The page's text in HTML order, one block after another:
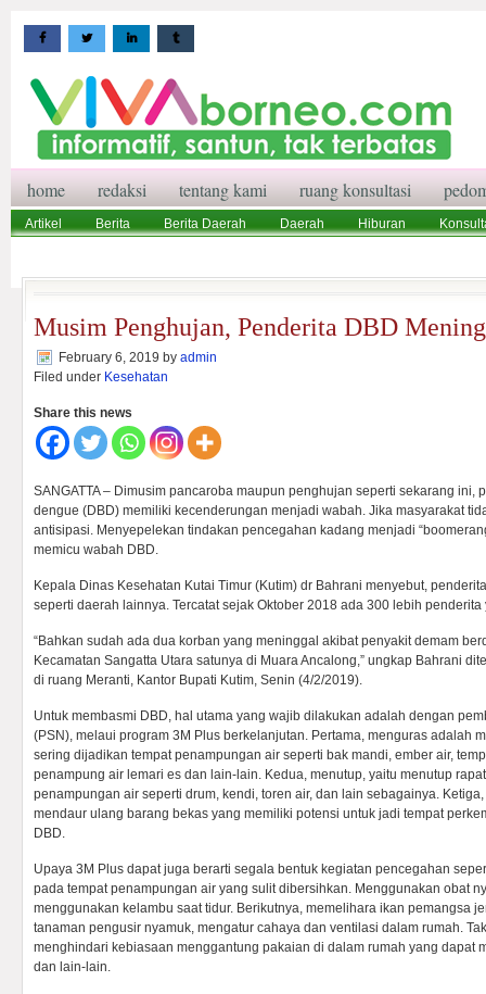
home redaksi tentang kami ruang konsultasi
Artikel Berita Berita Daerah Daerah Hiburan
Musim Penghujan, Penderita DBD
February 6, 2019 by admin
Filed under Kesehatan
Share this news
SANGATTA – Dimusim pancaroba maupun penghujan seperti sekarang ini,
dengue (DBD) memiliki kecenderungan menjadi wabah. Jika masyarakat
antisipasi. Menyepelekan tindakan pencegahan kadang menjadi
memicu wabah DBD.
Kepala Dinas Kesehatan Kutai Timur (Kutim) dr Bahrani menyebut,
seperti daerah lainnya. Tercatat sejak Oktober 2018 ada 300 lebih
“Bahkan sudah ada dua korban yang meninggal akibat penyakit demam
Kecamatan Sangatta Utara satunya di Muara Ancalong,” ungkap Bahrani
di ruang Meranti, Kantor Bupati Kutim, Senin (4/2/2019).
Untuk membasmi DBD, hal utama yang wajib dilakukan adalah dengan
(PSN), melaui program 3M Plus berkelanjutan. Pertama, menguras adalah
sering dijadikan tempat penampungan air seperti bak mandi, ember air,
penampung air lemari es dan lain-lain. Kedua, menutup, yaitu menutup
penampungan air seperti drum, kendi, toren air, dan lain sebagainya.
mendaur ulang barang bekas yang memiliki potensi untuk jadi tempat
DBD.
Upaya 3M Plus dapat juga berarti segala bentuk kegiatan pencegahan
pada tempat penampungan air yang sulit dibersihkan. Menggunakan obat
menggunakan kelambu saat tidur. Berikutnya, memelihara ikan pemangsa
tanaman pengusir nyamuk, mengatur cahaya dan ventilasi dalam rumah.
menghindari kebiasaan menggantung pakaian di dalam rumah yang dapat
dan lain-lain.